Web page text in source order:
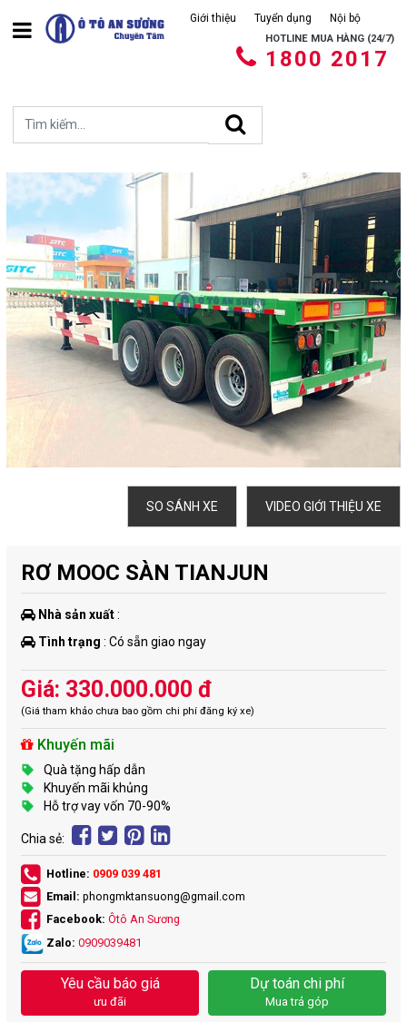
Giới thiệu Tuyển dụng Nội bộ
HOTLINE MUA HÀNG (24/7)
1800 2017
VIDEO GIỚI THIỆU XE
SO SÁNH XE
RƠ MOOC SÀN TIANJUN
Nhà sản xuất:
Tình trạng : Có sẵn giao ngay
Giá: 330.000.000 đ
(Giá tham khảo chưa bao gồm chi phí đăng ký xe)
Khuyến mãi
Quà tặng hấp dẫn
Khuyến mãi khủng
Hỗ trợ vay vốn 70-90%
Chia sẻ:
Hotline: 0909 039 481
Email: phongmktansuong@gmail.com
Facebook: Ôtô An Sương
Zalo: 0909039481
Yêu cầu báo giá
ưu đãi
Dự toán chi phí
Mua trả góp